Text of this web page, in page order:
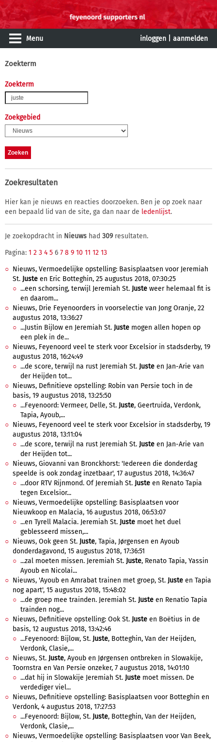
Menu inloggen aanmelden
Zoekterm
Zoekterm
Zoekgebied
Zoekresultaten
Hier kan je nieuws en reacties doorzoeken. Ben je op zoek naar
een bepaald lid van de site, ga dan naar de ledenlijst.
Je zoekopdracht in Nieuws had 309resultaten.
Pagina: 1 2 3 4 5 6 7 8 9 10 11 12 13
Nieuws, Vermoedelijke opstelling: Basisplaatsen voor Jeremiah
St. Juste en Eric Botteghin, 25 augustus 2018, 07:30:25
...een schorsing, terwijl Jeremiah St. Juste weer helemaal fit is
en daarom...
Nieuws, Drie Feyenoorders in voorselectie van Jong Oranje, 22
augustus 2018, 13:36:27
...Justin Bijlow en Jeremiah St. Juste mogen allen hopen op
een plek in de...
Nieuws, Feyenoord veel te sterk voor Excelsior in stadsderby, 19
augustus 2018, 16:24:49
...de score, terwijl na rust Jeremiah St. Juste en Jan-Arie van
der Heijden tot...
Nieuws, Definitieve opstelling: Robin van Persie toch in de
basis, 19 augustus 2018, 13:25:50
...Feyenoord: Vermeer, Delle, St. Juste, Geertruida, Verdonk,
Tapia, Ayoub,...
Nieuws, Feyenoord veel te sterk voor Excelsior in stadsderby, 19
augustus 2018, 13:11:04
...de score, terwijl na rust Jeremiah St. Juste en Jan-Arie van
der Heijden tot...
Nieuws, Giovanni van Bronckhorst: 'Iedereen die donderdag
speelde is ook zondag inzetbaar', 17 augustus 2018, 14:36:47
...door RTV Rijnmond. Of Jeremiah St. Juste en Renato Tapia
tegen Excelsior...
Nieuws, Vermoedelijke opstelling: Basisplaatsen voor
Nieuwkoop en Malacia, 16 augustus 2018, 06:53:07
...en Tyrell Malacia. Jeremiah St. Juste moet het duel
geblesseerd missen,...
Nieuws, Ook geen St. Juste, Tapia, Jørgensen en Ayoub
donderdagavond, 15 augustus 2018, 17:36:51
...zal moeten missen. Jeremiah St. Juste, Renato Tapia, Yassin
Ayoub en Nicolai...
Nieuws, 'Ayoub en Amrabat trainen met groep, St. Juste en Tapia
nog apart', 15 augustus 2018, 15:48:02
...de groep mee trainden. Jeremiah St. Juste en Renatio Tapia
trainden nog...
Nieuws, Definitieve opstelling: Ook St. Juste en Boëtius in de
basis, 12 augustus 2018, 13:42:46
...Feyenoord: Bijlow, St. Juste, Botteghin, Van der Heijden,
Verdonk, Clasie,...
Nieuws, St. Juste, Ayoub en Jørgensen ontbreken in Slowakije,
Toornstra en Van Persie onzeker, 7 augustus 2018, 14:01:10
...dat hij in Slowakije Jeremiah St. Juste moet missen. De
verdediger viel...
Nieuws, Definitieve opstelling: Basisplaatsen voor Botteghin en
Verdonk, 4 augustus 2018, 17:27:53
...Feyenoord: Bijlow, St. Juste, Botteghin, Van der Heijden,
Verdonk, Clasie,...
Nieuws, Vermoedelijke opstelling: Basisplaatsen voor Van Beek,